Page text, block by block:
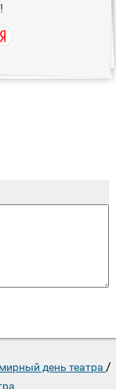
день театра /